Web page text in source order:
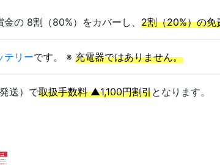
の 8割（80%）をカバーし、 2割（20%）の免
テリーです。 ※ 充電器ではありません。
送）で取扱手数料 ▲1,100円割引となります。